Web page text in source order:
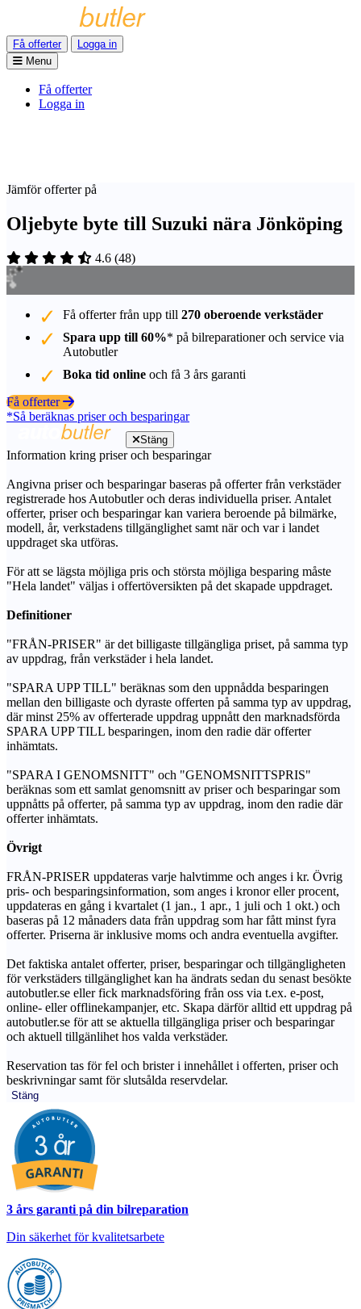
Få offerter
Logga in
Menu
Få offerter
Logga in
Jämför offerter på
Oljebyte byte till Suzuki nära Jönköping
4.6 (48)
Få offerter från upp till 270 oberoende verkstäder
Spara upp till 60%* på bilreparationer och service via
Autobutler
Boka tid online och få 3 års garanti
Få offerter
*Så beräknas priser och besparingar
Stäng
Information kring priser och besparingar
Angivna priser och besparingar baseras på offerter från verkstäder
registrerade hos Autobutler och deras individuella priser. Antalet
offerter, priser och besparingar kan variera beroende på bilmärke,
modell, år, verkstadens tillgänglighet samt när och var i landet
uppdraget ska utföras.
För att se lägsta möjliga pris och största möjliga besparing måste
"Hela landet" väljas i offertöversikten på det skapade uppdraget.
Definitioner
"FRÅN-PRISER" är det billigaste tillgängliga priset, på samma typ
av uppdrag, från verkstäder i hela landet.
"SPARA UPP TILL" beräknas som den uppnådda besparingen
mellan den billigaste och dyraste offerten på samma typ av uppdrag,
där minst 25% av offerterade uppdrag uppnått den marknadsförda
SPARA UPP TILL besparingen, inom den radie där offerter
inhämtats.
"SPARA I GENOMSNITT" och "GENOMSNITTSPRIS"
beräknas som ett samlat genomsnitt av priser och besparingar som
uppnåtts på offerter, på samma typ av uppdrag, inom den radie där
offerter inhämtats.
Övrigt
FRÅN-PRISER uppdateras varje halvtimme och anges i kr. Övrig
pris- och besparingsinformation, som anges i kronor eller procent,
uppdateras en gång i kvartalet (1 jan., 1 apr., 1 juli och 1 okt.) och
baseras på 12 månaders data från uppdrag som har fått minst fyra
offerter. Priserna är inklusive moms och andra eventuella avgifter.
Det faktiska antalet offerter, priser, besparingar och tillgängligheten
för verkstäders tillgänglighet kan ha ändrats sedan du senast besökte
autobutler.se eller fick marknadsföring från oss via t.ex. e-post,
online- eller offlinekampanjer, etc. Skapa därför alltid ett uppdrag på
autobutler.se för att se aktuella tillgängliga priser och besparingar
och aktuell tillgänlihet hos valda verkstäder.
Reservation tas för fel och brister i innehållet i offerten, priser och
beskrivningar samt för slutsålda reservdelar.
Stäng
3 års garanti på din bilreparation
Din säkerhet för kvalitetsarbete